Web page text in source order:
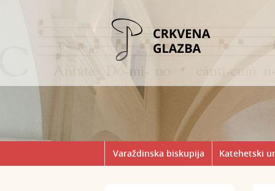
Varaždinska biskupija Katehetski